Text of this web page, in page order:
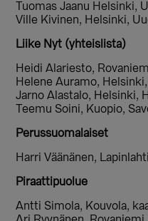
Tuomas Jaanu Helsinki,
Ville Kivinen, Helsinki,
Liike Nyt (yhteislista)
Heidi Alariesto,
Helene Auramo,
Jarno Alastalo, Helsinki,
Teemu Soini, Kuopio,
Perussuomalaiset
Harri Väänänen,
Piraattipuolue
Antti Simola, Kouvola,